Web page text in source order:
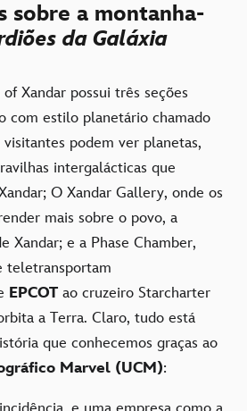
sobre a montanha-
da Galáxia
Xandar possui três seções
com estilo planetário chamado
podem ver planetas,
intergalácticas que
O Xandar Gallery, onde os
mais sobre o povo, a
Xandar; e a Phase Chamber,
teletransportam
EPCOT ao cruzeiro Starcharter
a Terra. Claro, tudo está
que conhecemos graças ao
Marvel (UCM):